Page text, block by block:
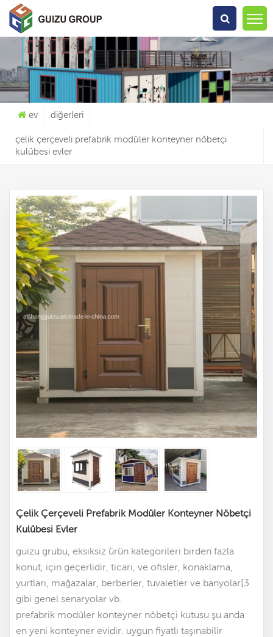
Ne Arıyorsun?
ev diğerleri
çelik çerçeveli prefabrik modüler konteyner nöbetçi
kulübesi evler
Çelik Çerçeveli Prefabrik Modüler Konteyner Nöbetçi
Kulübesi Evler
guizu grubu, eksiksiz ürün kategorileri birden fazla
konut, için geçerlidir, ticari, ve ofisler, konaklama,
yurtları, mağazalar, berberler, tuvaletler ve banyolar[3
gibi genel senaryolar vb.
prefabrik modüler konteyner nöbetçi kutusu şu anda
en yeni konteyner evidir. uygun fiyatlı taşınabilir